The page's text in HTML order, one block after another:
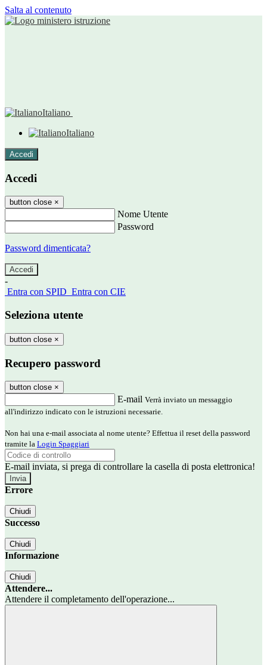
Salta al contenuto
Italiano
Italiano
Accedi
Accedi
button close ×
Nome Utente
Password
Password dimenticata?
-
Entra con SPID Entra con CIE
Seleziona utente
button close ×
Recupero password
button close ×
E-mail Verrà inviato un messaggio
all'indirizzo indicato con le istruzioni necessarie.
Non hai una e-mail associata al nome utente? Effettua il reset della password
tramite la Login Spaggiari
E-mail inviata, si prega di controllare la casella di posta elettronica!
Errore
Chiudi
Successo
Chiudi
Informazione
Chiudi
Attendere...
Attendere il completamento dell'operazione...